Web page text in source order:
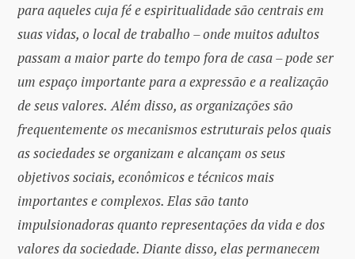
para aqueles cuja fé e espiritualidade são centrais em
suas vidas, o local de trabalho – onde muitos adultos
passam a maior parte do tempo fora de casa – pode ser
um espaço importante para a expressão e a realização
de seus valores. Além disso, as organizações são
frequentemente os mecanismos estruturais pelos quais
as sociedades se organizam e alcançam os seus
objetivos sociais, econômicos e técnicos mais
importantes e complexos. Elas são tanto
impulsionadoras quanto representações da vida e dos
valores da sociedade. Diante disso, elas permanecem